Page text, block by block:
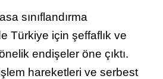
sınıflandırma
Türkiye için şeffaflık ve
endişeler öne çıktı.
hareketleri ve serbest